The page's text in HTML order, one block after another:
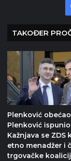
TAKOĐER
Plenković
Plenković
Kažnjava se ZDS
etno menadžer i
trgovačke